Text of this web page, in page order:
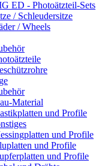
ED - Photoätzteil-Sets
/ Schleudersitze
/ Wheels
Material
und Profile
und Profile
und Profile
und Profile